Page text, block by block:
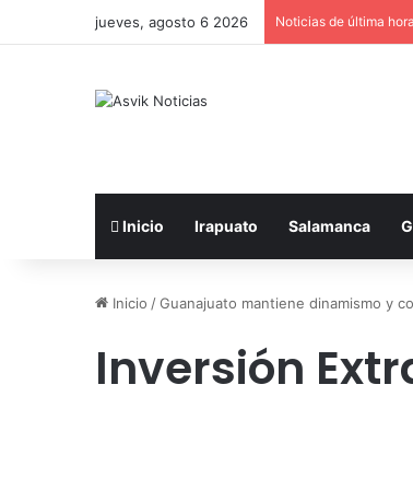
jueves, agosto 6 2026 Noticias de última hora
Inicio Irapuato Salamanca
Inicio /Guanajuato mantiene dinamismo y
Inversión